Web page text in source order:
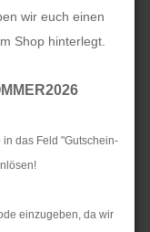
wir euch einen
Shop hinterlegt.
das Feld "Gutschein-
einzugeben, da wir